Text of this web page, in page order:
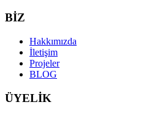
BİZ
Hakkımızda
İletişim
Projeler
BLOG
ÜYELİK